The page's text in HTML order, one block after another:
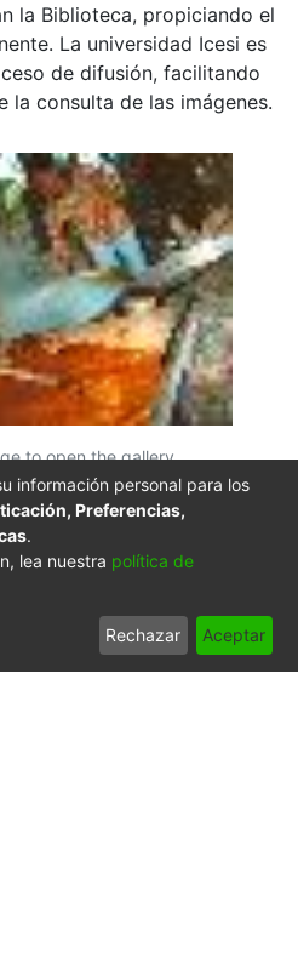
la Biblioteca, propiciando el
La universidad Icesi es
de difusión, facilitando
la consulta de las imágenes.
to open the gallery.
tomada con una
Santiago de Cali:
Garces Borrero.
handle/123456789/5
información personal para los
Preferencias,
.
lea nuestra política de
Rechazar Aceptar